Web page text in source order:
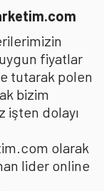
fiyatlar
tutarak polen
bizim
işten dolayı
olarak
lider online